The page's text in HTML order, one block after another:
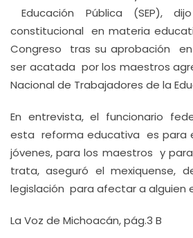
Educación Pública (SEP),
constitucional en materia
Congreso tras su aprobación
ser acatada por los maestros
Nacional de Trabajadores de la
En entrevista, el funcionario
esta reforma educativa es para
jóvenes, para los maestros y
trata, aseguró el mexiquense,
legislación para afectar a alguien
La Voz de Michoacán, pág.3 B